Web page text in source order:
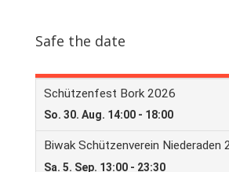
Safe the date